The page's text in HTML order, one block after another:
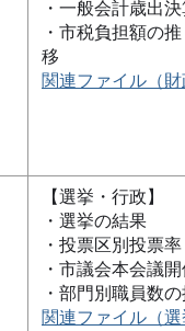
・一般会計歳出
・市税負担額の推
移
関連ファイル（
【選挙・行政】
・選挙の結果
・投票区別投票率
・市議会本会議
・部門別
関連ファイル（